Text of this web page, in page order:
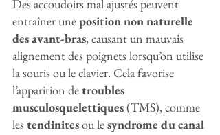
Des accoudoirs mal ajustés peuvent
entraîner une position non naturelle
des avant-bras, causant un mauvais
alignement des poignets lorsqu’on utilise
la souris ou le clavier. Cela favorise
l’apparition de troubles
musculosquelettiques (TMS), comme
les tendinites ou le syndrome du canal